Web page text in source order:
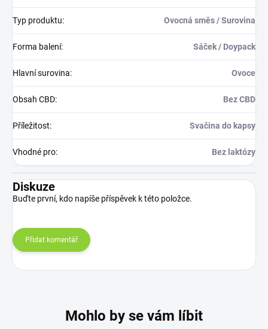
Typ produktu: Ovocná směs / Surovina
Forma balení: Sáček / Doypack
Hlavní surovina: Ovoce
Obsah CBD: Bez CBD
Příležitost: Svačina do kapsy
Vhodné pro: Bez laktózy
Diskuze
Buďte první, kdo napíše příspěvek k této položce.
Přidat komentář
Mohlo by se vám líbit